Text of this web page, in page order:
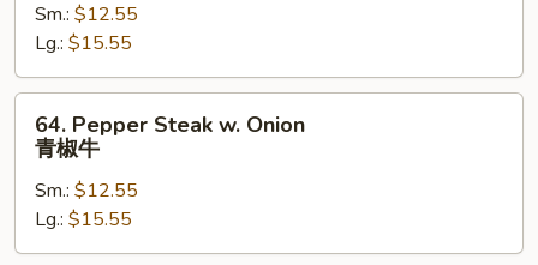
Mixed
Vegetable
杂
菜
Sm.: $12.55
Lg.: $15.55
Pepper
Steak
Onion
青
64. Pepper Steak w. Onion
青椒牛
Sm.: $12.55
Lg.: $15.55